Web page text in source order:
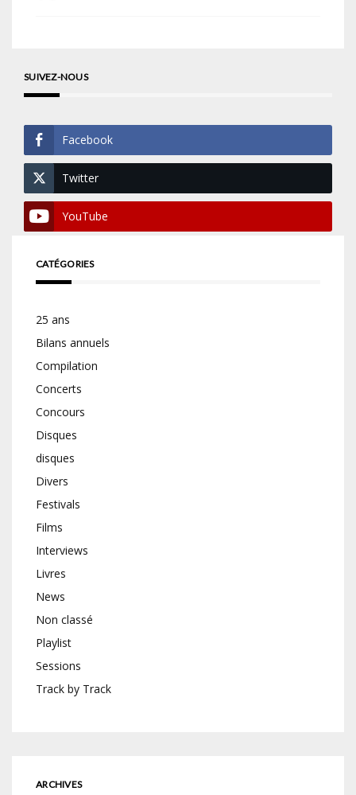
SUIVEZ-NOUS
Facebook
Twitter
YouTube
CATÉGORIES
25 ans
Bilans annuels
Compilation
Concerts
Concours
Disques
disques
Divers
Festivals
Films
Interviews
Livres
News
Non classé
Playlist
Sessions
Track by Track
ARCHIVES